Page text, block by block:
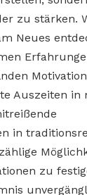
zu stärken.
Neues
Auszeiten in
in
zu